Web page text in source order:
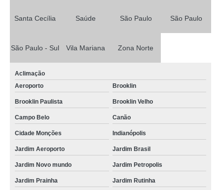
Santa Cecília Saúde São Paulo São Paulo
São Paulo - Sul Vila Mariana Zona Norte
Aclimação
Aeroporto
Brooklin
Brooklin Paulista Brooklin Velho
Campo Belo Canão
Cidade Monções Indianópolis
Jardim Aeroporto Jardim Brasil
Jardim Novo mundo Jardim Petropolis
Jardim Prainha Jardim Rutinha